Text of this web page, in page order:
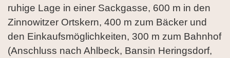
ruhige Lage in einer Sackgasse, 600 m in den
Zinnowitzer Ortskern, 400 m zum Bäcker und
den Einkaufsmöglichkeiten, 300 m zum Bahnhof
(Anschluss nach Ahlbeck, Bansin Heringsdorf,